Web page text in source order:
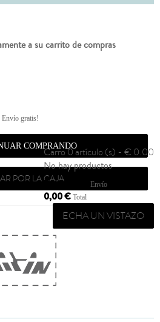
Carro0 artículo (s) - € 0.00
No hay productos
Envío gratis!
Envío
0,00 € Total
ECHA UN VISTAZO
a su carrito de compras
Envío gratis!
COMPRANDO
POR LA CAJA